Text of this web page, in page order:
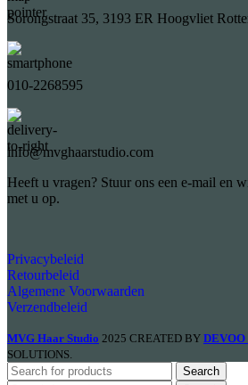
Sorongstraat 35, 3193 ER Hoogvliet
010-2268595
info@mvghaarstudio.com
Heeft u vragen? Stuur ons een e-mail en
met u op.
Privacybeleid
Retourbeleid
Algemene Voorwaarden
Verzendbeleid
MVG Haar Studio 2025 CREATED BY DEVOO
SOLUTIONS.
Search